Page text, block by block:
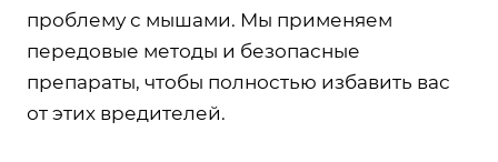
проблему с мышами. Мы применяем
передовые методы и безопасные
препараты, чтобы полностью избавить вас
от этих вредителей.